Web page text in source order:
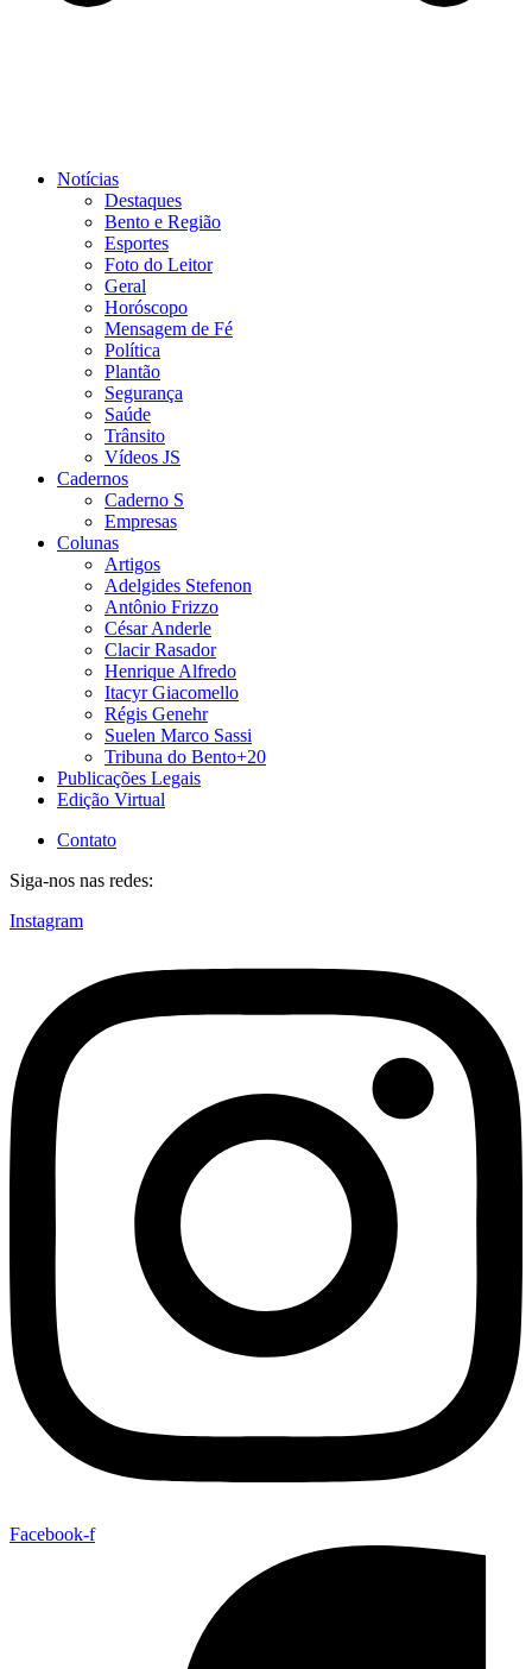
Notícias
Destaques
Bento e Região
Esportes
Foto do Leitor
Geral
Horóscopo
Mensagem de Fé
Política
Plantão
Segurança
Saúde
Trânsito
Vídeos JS
Cadernos
Caderno S
Empresas
Colunas
Artigos
Adelgides Stefenon
Antônio Frizzo
César Anderle
Clacir Rasador
Henrique Alfredo
Itacyr Giacomello
Régis Genehr
Suelen Marco Sassi
Tribuna do Bento+20
Publicações Legais
Edição Virtual
Contato
Siga-nos nas redes:
Instagram
Facebook-f